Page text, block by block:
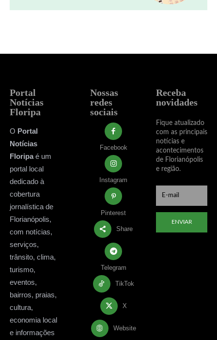
Portal
Notícias
Floripa
O Portal
Notícias
Floripaé um
portal local
dedicado à
cobertura
jornalística de
Florianópolis,
com notícias,
serviços,
trânsito, clima,
turismo,
eventos,
bairros, praias,
cultura,
economia local
e informações
Nossas
redes
sociais
Facebook
Instagram
Pinterest
Share
Telegram
TikTok
X
Website
Receba
novidades
Fique atualizado
com as principais
notícias e
acontecimentos
de Florianópolis
e região.
ENVIAR